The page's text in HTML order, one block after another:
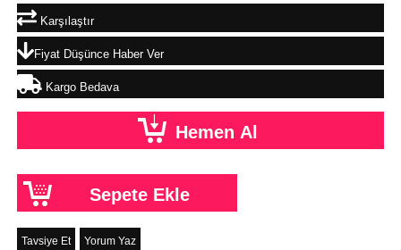
Karşılaştır
Fiyat Düşünce Haber Ver
Kargo Bedava
Tavsiye Et Yorum Yaz